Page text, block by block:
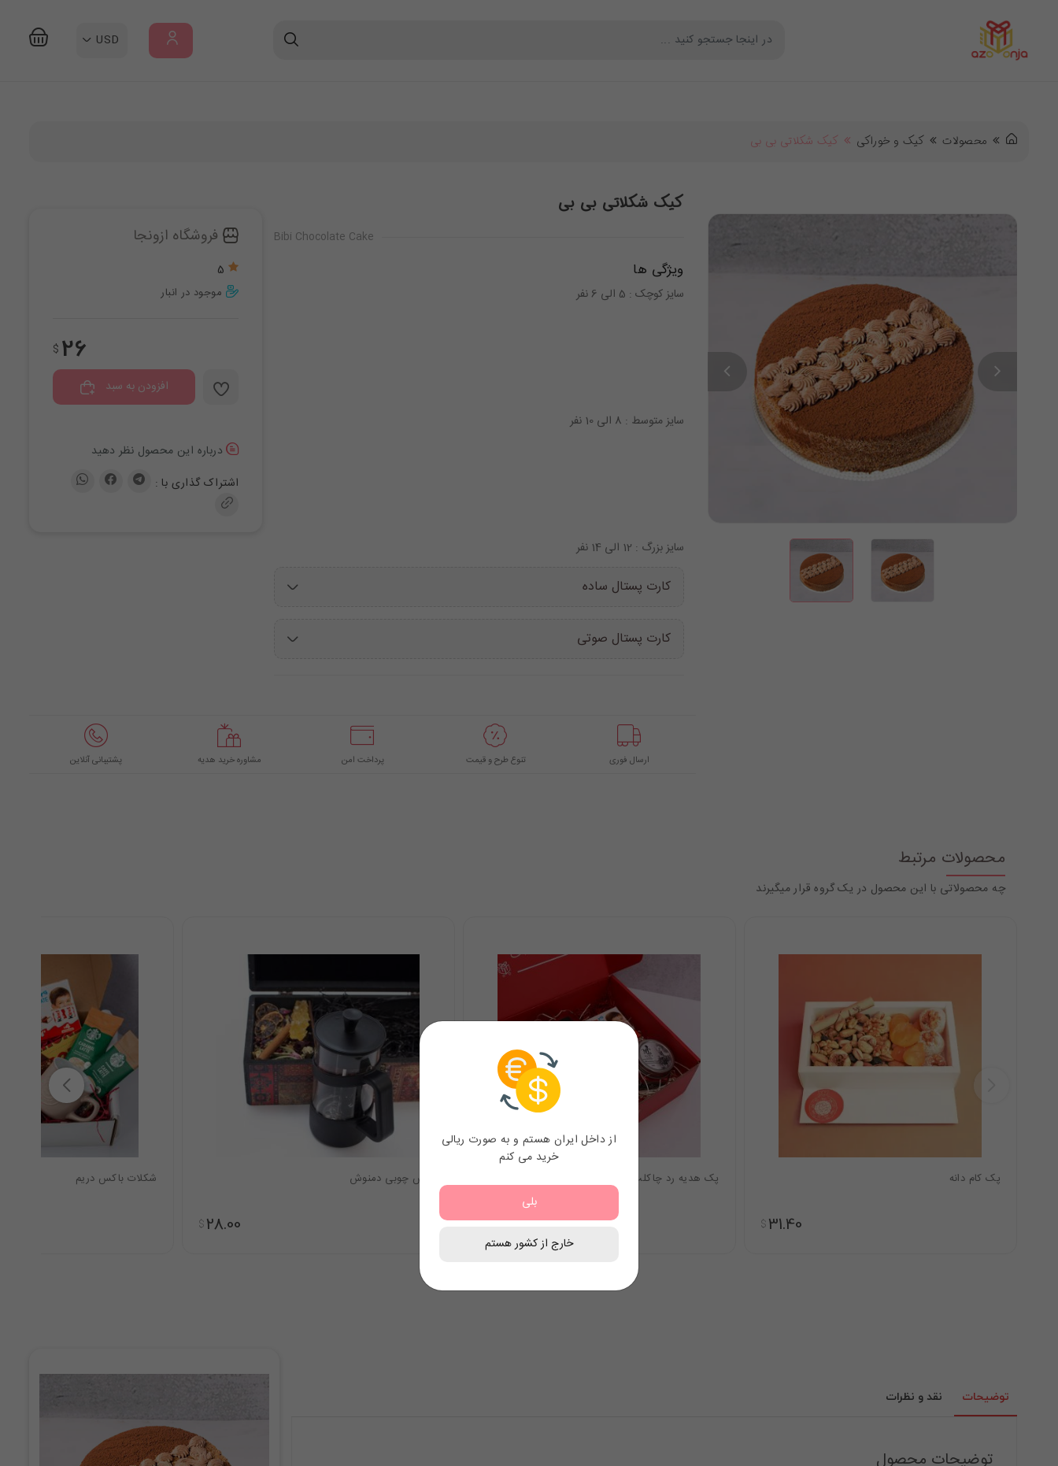
USD
محصولات کیک و خوراکی کیک شکلاتی بی بی
کیک شکلاتی بی بی
Bibi Chocolate Cake
ویژگی ها
سایز کوچک : 5 الی 6 نفر
سایز متوسط : 8 الی 10 نفر
سایز بزرگ : 12 الی 14 نفر
کارت پستال ساده
کارت پستال صوتی
فروشگاه ازونجا
5
موجود در انبار
26
$
افزودن به سبد
درباره این محصول نظر دهید
اشتراک گذاری با :
ارسال فوری تنوع طرح و قیمت پرداخت امن مشاوره خرید هدیه پشتیبانی آنلاین
محصولات مرتبط
چه محصولاتی با این محصول در یک گروه قرار میگیرند
پک کام دانه
$ 31.40
پک هدیه رد چاکلت
$53.60
باکس چوبی دمنوش
$ 28.00
شکلات باکس دریم
توضیحات نقد و نظرات
توضیحات محصول
از داخل ایران هستم و به صورت ریالی
خرید می کنم
بلی
خارج از کشور هستم